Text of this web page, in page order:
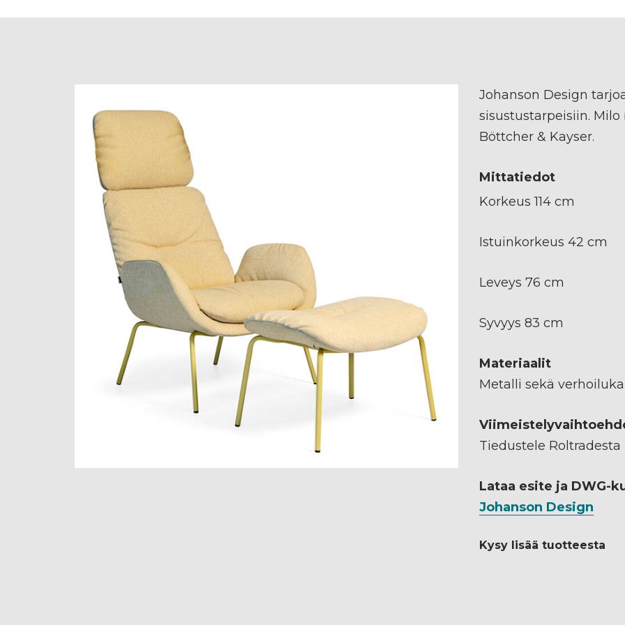
Johanson Design
sisustustarpeisiin.
Böttcher & Kayser.
Mittatiedot
Korkeus 114 cm
Istuinkorkeus 42 cm
Leveys 76 cm
Syvyys 83 cm
Materiaalit
Metalli sekä
Tiedustele Roltradesta
Lataa esite ja DWG-
Johanson Design
Kysy lisää tuotteesta